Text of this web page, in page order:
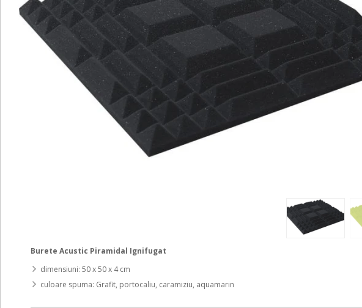
Burete Acustic Piramidal Ignifugat
dimensiuni: 50 x 50 x 4 cm
culoare spuma: Grafit, portocaliu, caramiziu, aquamarin